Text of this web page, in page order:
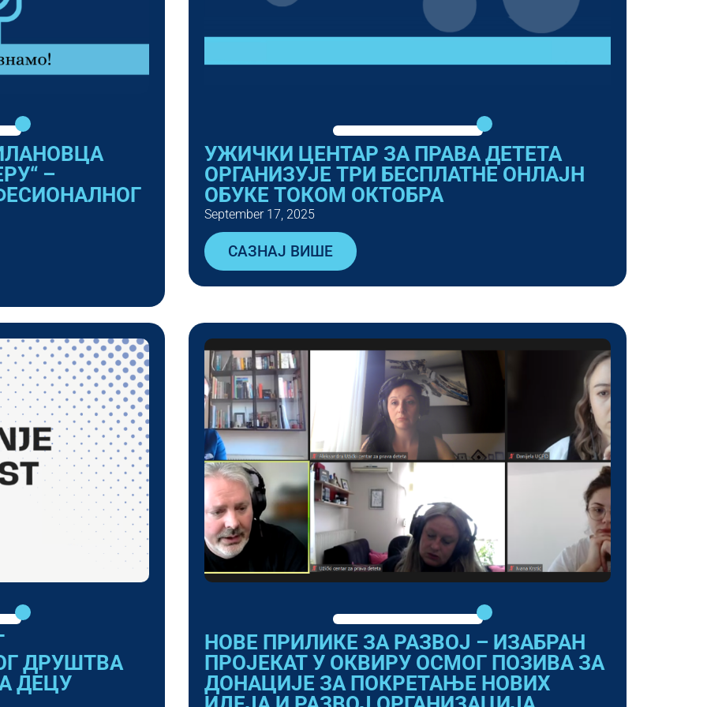
–
УЖИЧКИ ЦЕНТАР ЗА ПРАВА ДЕТЕТА
ОРГАНИЗУЈЕ ТРИ БЕСПЛАТНЕ ОНЛАЈН
ОБУКЕ ТОКОМ ОКТОБРА
September 17, 2025
САЗНАЈ ВИШЕ
ДРУШТВА
ДЕЦУ
НОВЕ ПРИЛИКЕ ЗА РАЗВОЈ – ИЗАБРАН
ПРОЈЕКАТ У ОКВИРУ ОСМОГ ПОЗИВА ЗА
ДОНАЦИЈЕ ЗА ПОКРЕТАЊЕ НОВИХ